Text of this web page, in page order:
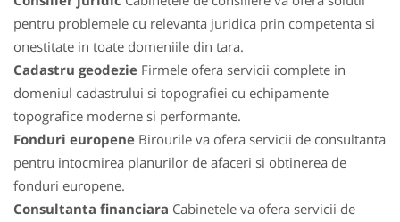
pentru problemele cu relevanta juridica prin competenta si
onestitate in toate domeniile din tara.
Cadastru geodezie Firmele ofera servicii complete in
domeniul cadastrului si topografiei cu echipamente
topografice moderne si performante.
Fonduri europene Birourile va ofera servicii de consultanta
pentru intocmirea planurilor de afaceri si obtinerea de
fonduri europene.
Consultanta financiara Cabinetele va ofera servicii de